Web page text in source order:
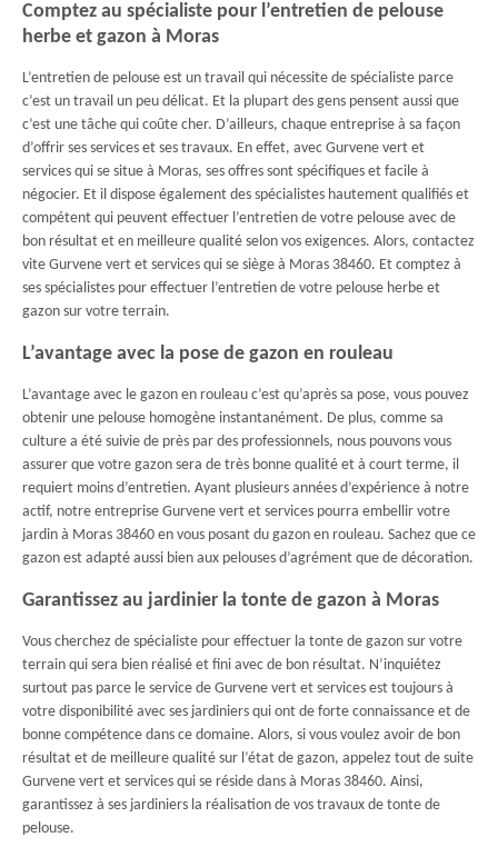
Comptez au spécialiste pour l’entretien de pelouse
herbe et gazon à Moras
L’entretien de pelouse est un travail qui nécessite de spécialiste parce
c’est un travail un peu délicat. Et la plupart des gens pensent aussi que
c’est une tâche qui coûte cher. D’ailleurs, chaque entreprise à sa façon
d’offrir ses services et ses travaux. En effet, avec Gurvene vert et
services qui se situe à Moras, ses offres sont spécifiques et facile à
négocier. Et il dispose également des spécialistes hautement qualifiés et
compétent qui peuvent effectuer l’entretien de votre pelouse avec de
bon résultat et en meilleure qualité selon vos exigences. Alors, contactez
vite Gurvene vert et services qui se siège à Moras 38460. Et comptez à
ses spécialistes pour effectuer l’entretien de votre pelouse herbe et
gazon sur votre terrain.
L’avantage avec la pose de gazon en rouleau
L’avantage avec le gazon en rouleau c’est qu’après sa pose, vous pouvez
obtenir une pelouse homogène instantanément. De plus, comme sa
culture a été suivie de près par des professionnels, nous pouvons vous
assurer que votre gazon sera de très bonne qualité et à court terme, il
requiert moins d’entretien. Ayant plusieurs années d’expérience à notre
actif, notre entreprise Gurvene vert et services pourra embellir votre
jardin à Moras 38460 en vous posant du gazon en rouleau. Sachez que ce
gazon est adapté aussi bien aux pelouses d’agrément que de décoration.
Garantissez au jardinier la tonte de gazon à Moras
Vous cherchez de spécialiste pour effectuer la tonte de gazon sur votre
terrain qui sera bien réalisé et fini avec de bon résultat. N’inquiétez
surtout pas parce le service de Gurvene vert et services est toujours à
votre disponibilité avec ses jardiniers qui ont de forte connaissance et de
bonne compétence dans ce domaine. Alors, si vous voulez avoir de bon
résultat et de meilleure qualité sur l’état de gazon, appelez tout de suite
Gurvene vert et services qui se réside dans à Moras 38460. Ainsi,
garantissez à ses jardiniers la réalisation de vos travaux de tonte de
pelouse.